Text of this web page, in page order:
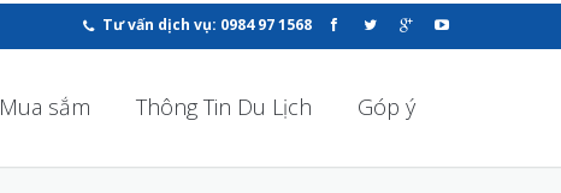
Tư vấn dịch vụ: 0984 97 1568
Mua sắm Thông Tin Du Lịch Góp ý